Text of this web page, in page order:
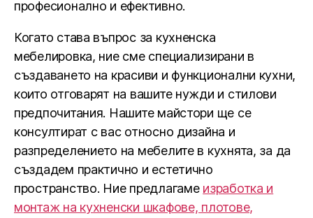
професионално и ефективно.
Когато става въпрос за кухненска
мебелировка, ние сме специализирани в
създаването на красиви и функционални кухни,
които отговарят на вашите нужди и стилови
предпочитания. Нашите майстори ще се
консултират с вас относно дизайна и
разпределението на мебелите в кухнята, за да
създадем практично и естетично
пространство. Ние предлагаме изработка и
монтаж на кухненски шкафове, плотове,